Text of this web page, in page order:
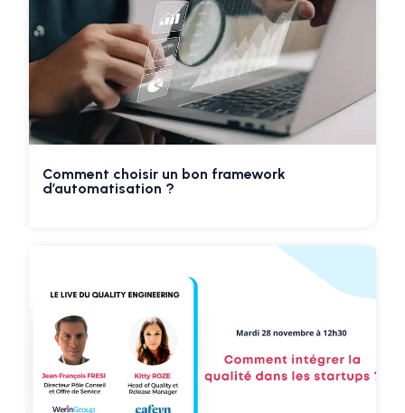
Comment choisir un bon framework
d’automatisation ?